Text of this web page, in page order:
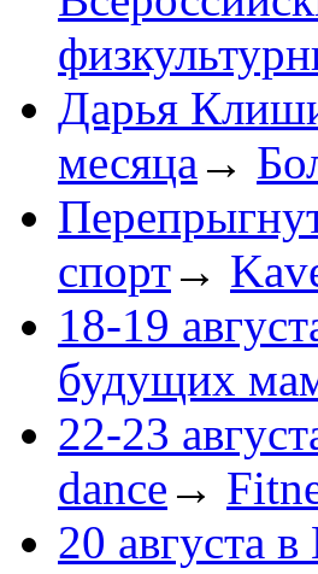
Дарья
месяца →
спорт→
18-19
будущих
22-23
dance →
20 августа